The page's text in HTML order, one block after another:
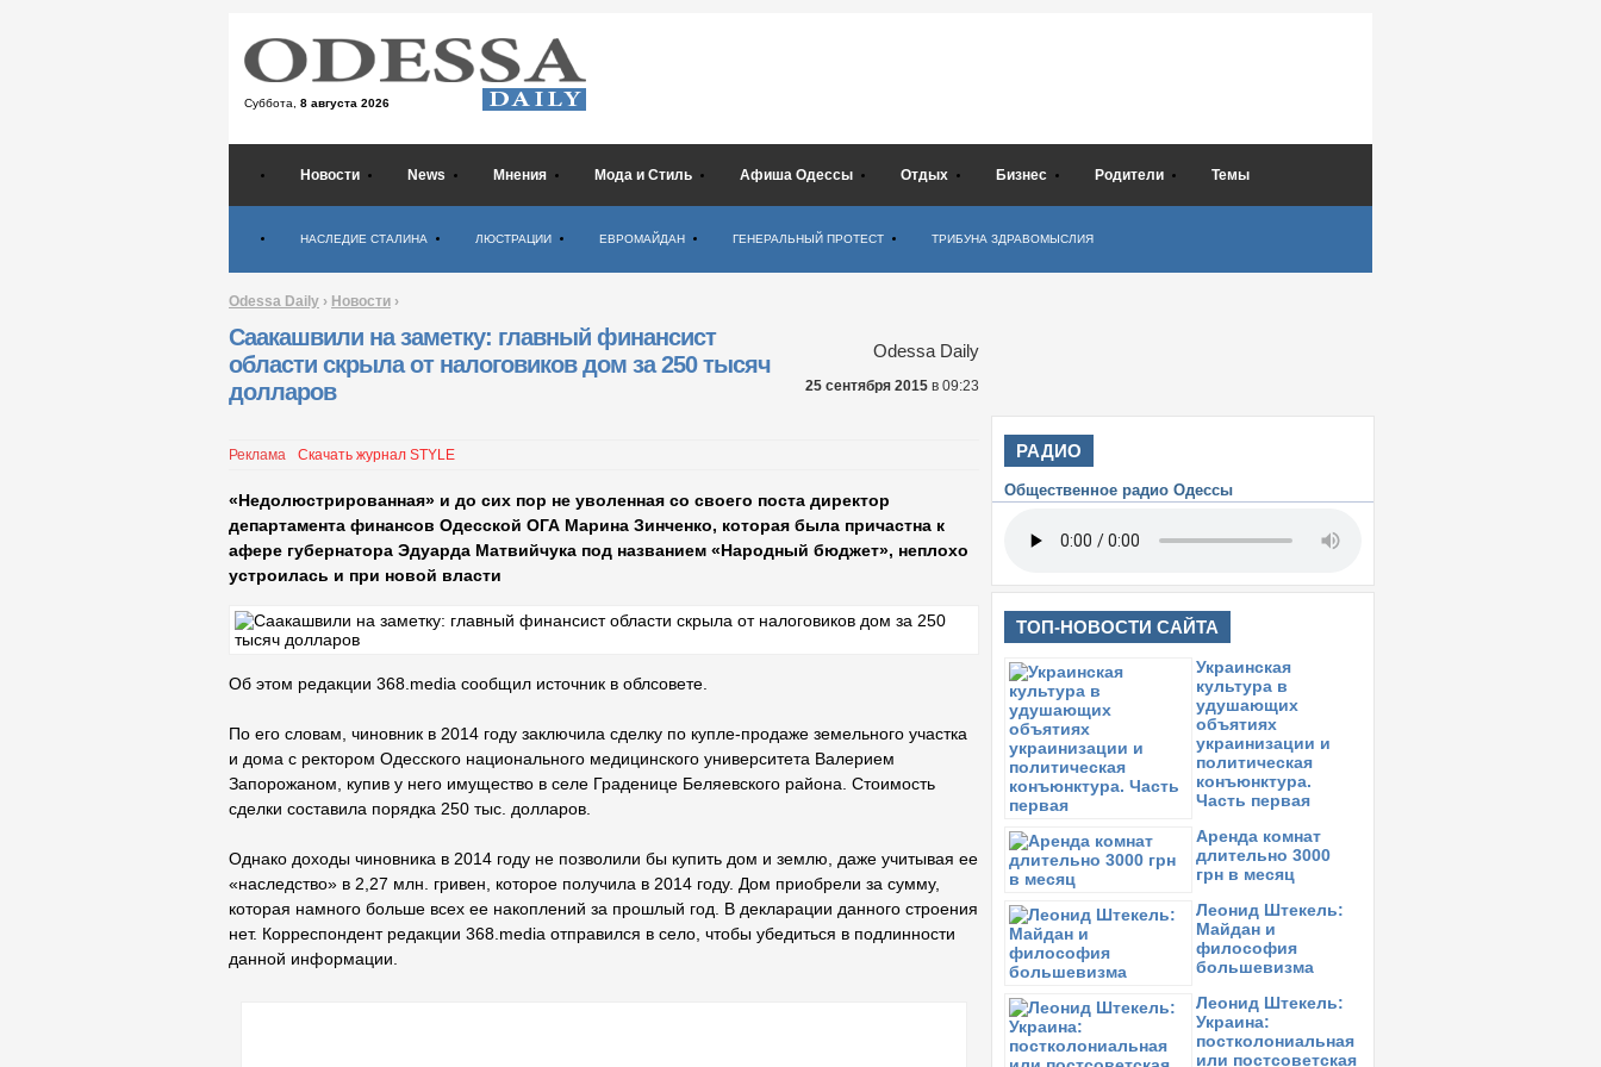
Суббота, 8 августа 2026
Новости News Мнения Мода и Стиль Афиша Одессы Отдых Бизнес Родители Темы
НАСЛЕДИЕ СТАЛИНА ЛЮСТРАЦИИ ЕВРОМАЙДАН ГЕНЕРАЛЬНЫЙ ПРОТЕСТ ТРИБУНА ЗДРАВОМЫСЛИЯ
Odessa Daily › Новости ›
Саакашвили на заметку: главный финансист
области скрыла от налоговиков дом за 250 тысяч
долларов
Odessa Daily
25 сентября 2015 в 09:23
Реклама Скачать журнал STYLE
«Недолюстрированная» и до сих пор не уволенная со своего поста директор
департамента финансов Одесской ОГА Марина Зинченко, которая была причастна к
афере губернатора Эдуарда Матвийчука под названием «Народный бюджет», неплохо
устроилась и при новой власти
Об этом редакции 368.media сообщил источник в облсовете.
По его словам, чиновник в 2014 году заключила сделку по купле-продаже земельного участка
и дома с ректором Одесского национального медицинского университета Валерием
Запорожаном, купив у него имущество в селе Граденице Беляевского района. Стоимость
сделки составила порядка 250 тыс. долларов.
Однако доходы чиновника в 2014 году не позволили бы купить дом и землю, даже учитывая ее
«наследство» в 2,27 млн. гривен, которое получила в 2014 году. Дом приобрели за сумму,
которая намного больше всех ее накоплений за прошлый год. В декларации данного строения
нет. Корреспондент редакции 368.media отправился в село, чтобы убедиться в подлинности
данной информации.
РАДИО
Общественное радио Одессы
ТОП-НОВОСТИ САЙТА
Украинская
культура в
удушающих
объятиях
украинизации и
политическая
конъюнктура.
Часть первая
Аренда комнат
длительно 3000
грн в месяц
Леонид Штекель:
Майдан и
философия
большевизма
Леонид Штекель:
Украина:
постколониальная
или постсоветская